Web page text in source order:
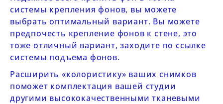
системы крепления фонов, вы можете
выбрать оптимальный вариант. Вы можете
предпочесть крепление фонов к стене, это
тоже отличный вариант, заходите по ссылке
системы подъема фонов.
Расширить «колористику» ваших снимков
поможет комплектация вашей студии
другими высококачественнымитканевыми